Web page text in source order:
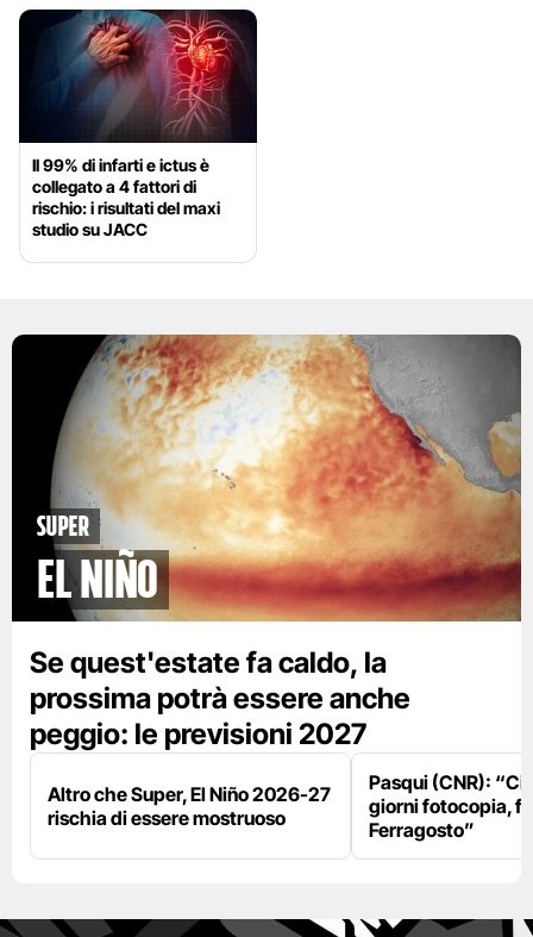
Il 99% di infarti e ictus è
collegato a 4 fattori di
rischio: i risultati del maxi
studio su JACC
Super
El Niño
Se quest'estate fa caldo, la
prossima potrà essere anche
peggio: le previsioni 2027
Altro che Super, El Niño 2026-27
rischia di essere mostruoso
Pasqui (CNR):
giorni fotocopia,
Ferragosto”